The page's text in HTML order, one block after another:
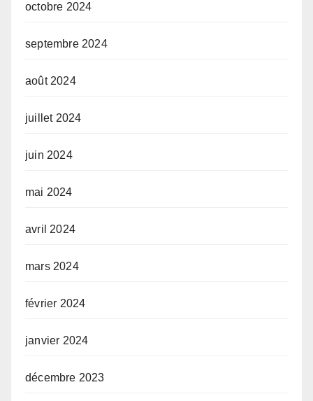
octobre 2024
septembre 2024
août 2024
juillet 2024
juin 2024
mai 2024
avril 2024
mars 2024
février 2024
janvier 2024
décembre 2023